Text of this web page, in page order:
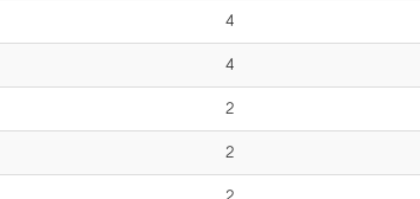
4
4
2
2